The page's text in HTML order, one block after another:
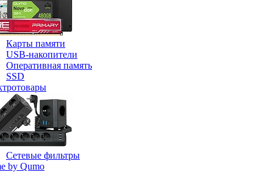
Карты памяти
USB-накопители
Оперативная память
SSD
Сетевые фильтры
by Qumo